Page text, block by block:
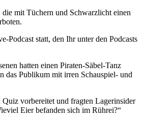
die mit Tüchern und Schwarzlicht einen
Podcast statt, den Ihr unter den Podcasts
hatten einen Piraten-Säbel-Tanz
das Publikum mit irren Schauspiel- und
vorbereitet und fragten Lagerinsider
Eier befanden sich im Rührei?“